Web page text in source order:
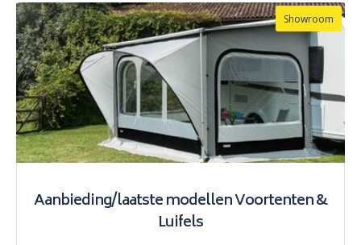
Showroom
Aanbieding/laatste modellen Voortenten &
Luifels